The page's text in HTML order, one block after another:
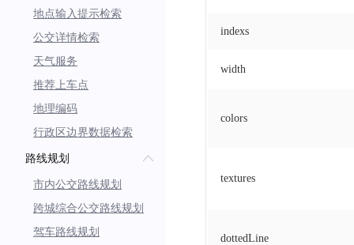
地点输入提示检索
公交详情检索
天气服务
推荐上车点
地理编码
行政区边界数据检索
路线规划
市内公交路线规划
跨城综合公交路线规划
驾车路线规划
indexs
width
colors
textures
dottedLine